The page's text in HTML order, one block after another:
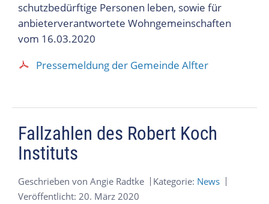
schutzbedürftige Personen leben, sowie für
anbieterverantwortete Wohngemeinschaften
vom 16.03.2020
Pressemeldung der Gemeinde Alfter
Fallzahlen des Robert Koch
Instituts
Geschrieben von Angie Radtke Kategorie: News
Veröffentlicht: 20. März 2020